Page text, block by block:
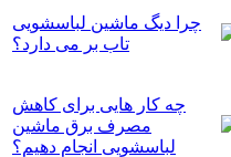
چرا دیگ ماشین لباسشویی
تاب بر می دارد؟
چه کار هایی برای کاهش
مصرف برق ماشین
لباسشویی انجام دهیم؟